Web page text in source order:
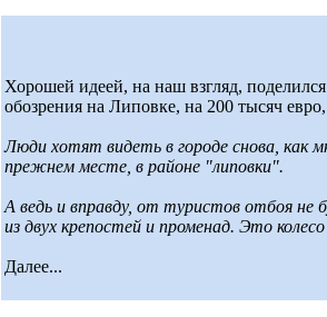
Хорошей идеей, на наш взгляд,
обозрения на Липовке, на 200 тысяч
Люди хотят видеть в городе снова, как
прежнем месте, в районе "липовки".
А ведь и вправду, от туристов отбоя не
из двух крепостей и променад. Это
Далее...